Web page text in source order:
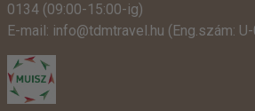
0134 (09:00-15:00-ig)
E-mail: info@tdmtravel.hu (Eng.szám: